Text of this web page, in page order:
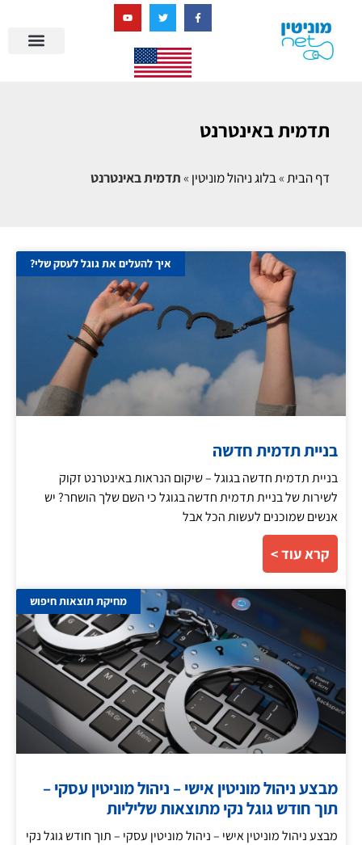
תדמית באינטרנט
דף הבית»בלוג ניהול מוניטין »תדמית באינטרנט
איך להעלים את גוגל לעסק שלי?
בניית תדמית חדשה
בניית תדמית חדשה בגוגל – שיקום הנראות באינטרנט זקוק
לשירות של בניית תדמית חדשה בגוגל כי השם שלך הושחר? יש
אנשים שמוכנים לעשות הכל אבל
קרא עוד >
מחיקת תוצאות חיפוש
מבצע ניהול מוניטין אישי – ניהול מוניטין עסקי –
תוך חודש גוגל נקי מתוצאות שליליות
מבצע ניהול מוניטין אישי – ניהול מוניטין עסקי – תוך חודש גוגל נקי